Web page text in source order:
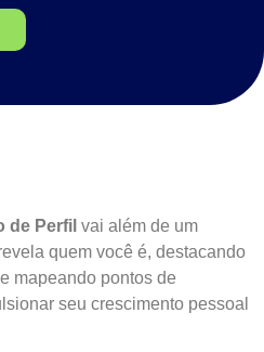
de Perfil vai além de um
quem você é, destacando
mapeando pontos de
seu crescimento pessoal